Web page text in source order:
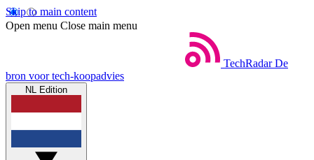
Skip to main content
Open menu Close main menu
TechRadar De
bron voor tech-koopadvies
NL Edition